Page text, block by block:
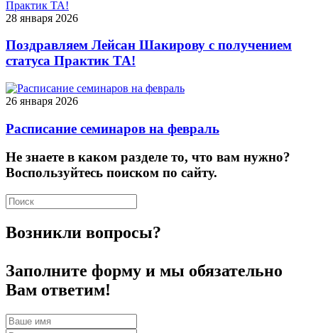
28 января 2026
Поздравляем Лейсан Шакирову с получением
статуса Практик ТА!
26 января 2026
Расписание семинаров на февраль
Не знаете в каком разделе то, что вам нужно?
Воспользуйтесь поиском по сайту.
Возникли вопросы?
Заполните форму и мы обязательно
Вам ответим!